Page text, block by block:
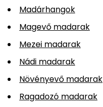
Madárhangok
Magevő madarak
Mezei madarak
Nádi madarak
Növényevő madarak
Ragadozó madarak